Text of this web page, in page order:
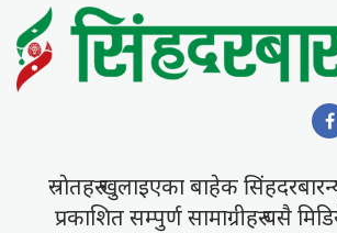
स्राेतहरु खुलाइएका बाहेक
प्रकाशित सम्पुर्ण सामाग्रीहरु यसै